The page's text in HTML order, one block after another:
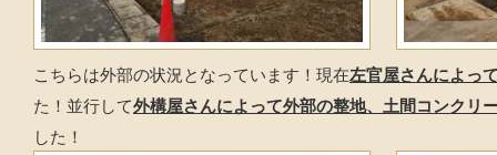
こちらは外部の状況となっています！現在左官屋さんによっ
た！並行して外構屋さんによって外部の整地、土間コンクリ
した！